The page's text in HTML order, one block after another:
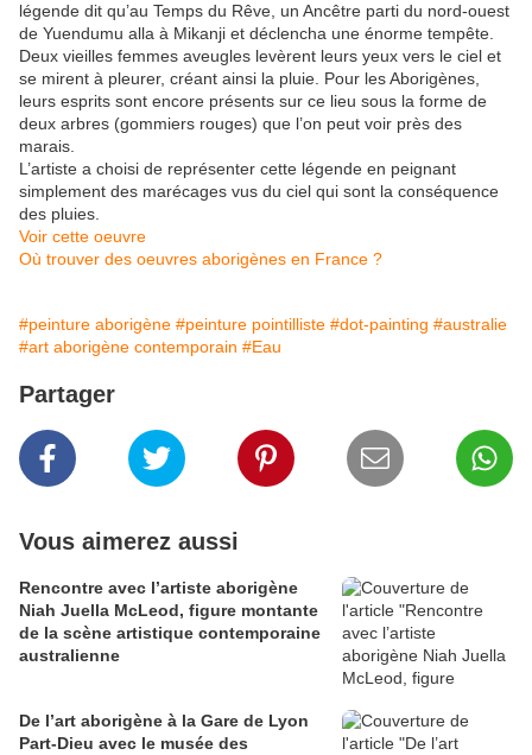
légende dit qu’au Temps du Rêve, un Ancêtre parti du nord-ouest
de Yuendumu alla à Mikanji et déclencha une énorme tempête.
Deux vieilles femmes aveugles levèrent leurs yeux vers le ciel et
se mirent à pleurer, créant ainsi la pluie. Pour les Aborigènes,
leurs esprits sont encore présents sur ce lieu sous la forme de
deux arbres (gommiers rouges) que l’on peut voir près des
marais.
L’artiste a choisi de représenter cette légende en peignant
simplement des marécages vus du ciel qui sont la conséquence
des pluies.
Voir cette oeuvre
Où trouver des oeuvres aborigènes en France ?
#peinture aborigène #peinture pointilliste #dot-painting #australie
#art aborigène contemporain #Eau
Partager
Vous aimerez aussi
Rencontre avec l’artiste aborigène
Niah Juella McLeod, figure montante
de la scène artistique contemporaine
australienne
De l’art aborigène à la Gare de Lyon
Part-Dieu avec le musée des